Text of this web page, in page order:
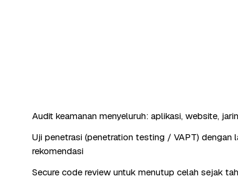
Audit keamanan menyeluruh: aplikasi, website,
Uji penetrasi (penetration testing / VAPT) dengan
rekomendasi
Secure code review untuk menutup celah sejak